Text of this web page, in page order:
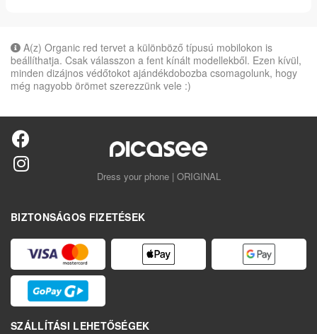
A(z) Organic red tervet a különböző típusú mobilokon is
beállíthatja. Csak válasszon a fent kínált modellekből. Ezen kívül,
minden dizájnos védőtokot ajándékdobozba csomagolunk, hogy
még nagyobb örömet szerezzünk vele :)
Dress your phone | ORIGINAL
BIZTONSÁGOS FIZETÉSEK
SZÁLLÍTÁSI LEHETŐSÉGEK